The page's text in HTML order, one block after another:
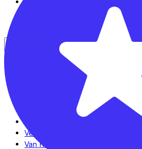
Veloretti
Van Raam